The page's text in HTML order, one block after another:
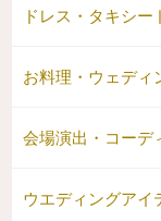
ドレス・タキシー
お料理・ウェディ
会場演出・コーデ
ウエディングアイ